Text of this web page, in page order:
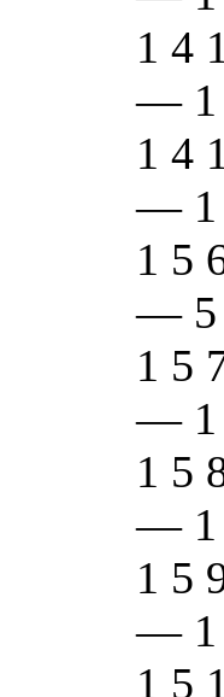
1 4
— 1
1 4
— 1
1 5
— 5
1 5
— 1
1 5
— 1
1 5
— 1
1 5